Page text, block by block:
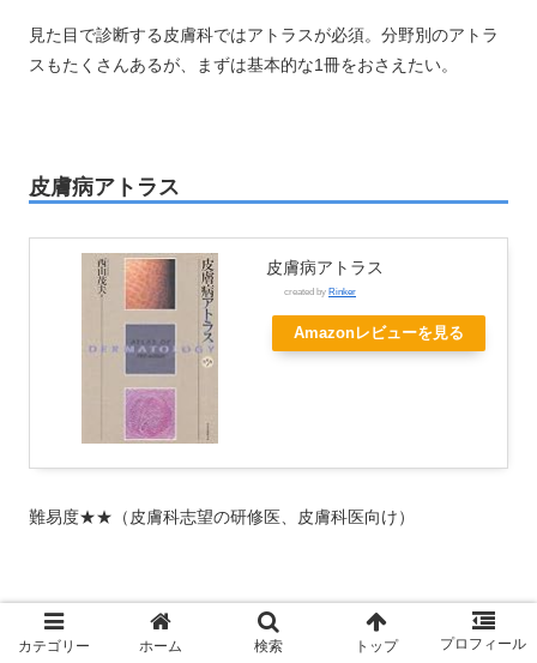
見た目で診断する皮膚科ではアトラスが必須。分野別のアトラ
スもたくさんあるが、まずは基本的な1冊をおさえたい。
皮膚病アトラス
皮膚病アトラス
created by Rinker
Amazonレビューを見る
難易度★★（皮膚科志望の研修医、皮膚科医向け）
おそらく一番使われている皮膚科のアトラス。